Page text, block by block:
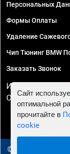
Персональных
Формы Оплаты
Удаление
Чип Тюнинг BMW
Заказать Звонок
ИП Смирнов
ОГРНИП
© 2010 - 2026
Сайт
оптимальной
прочитайте в
cookie